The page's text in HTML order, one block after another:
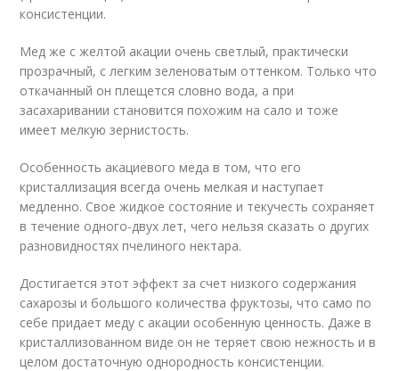
консистенции.
Мед же с желтой акации очень светлый, практически
прозрачный, с легким зеленоватым оттенком. Только что
откачанный он плещется словно вода, а при
засахаривании становится похожим на сало и тоже
имеет мелкую зернистость.
Особенность акациевого меда в том, что его
кристаллизация всегда очень мелкая и наступает
медленно. Свое жидкое состояние и текучесть сохраняет
в течение одного-двух лет, чего нельзя сказать о других
разновидностях пчелиного нектара.
Достигается этот эффект за счет низкого содержания
сахарозы и большого количества фруктозы, что само по
себе придает меду с акации особенную ценность. Даже в
кристаллизованном виде он не теряет свою нежность и в
целом достаточную однородность консистенции.